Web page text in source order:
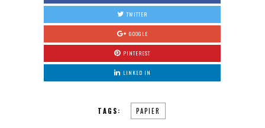
TWITTER
GOOGLE
PINTEREST
LINKED IN
TAGS: PAPIER